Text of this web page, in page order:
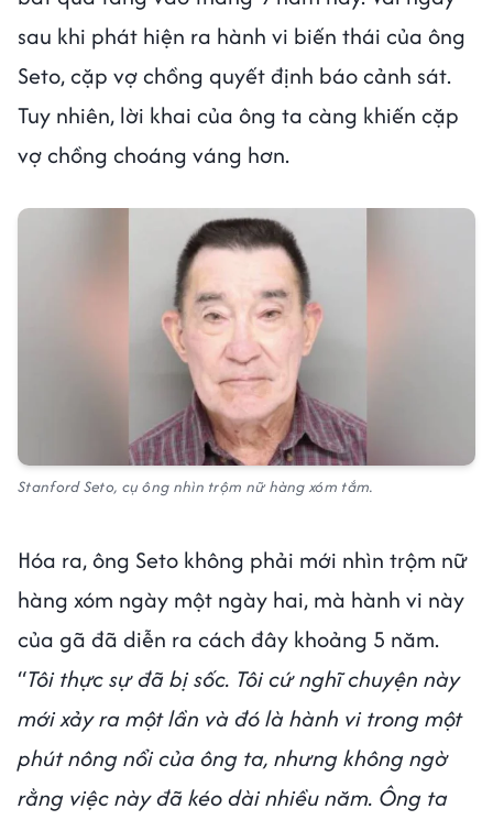
sau khi phát hiện ra hành vi biến thái của ông
Seto, cặp vợ chồng quyết định báo cảnh sát.
Tuy nhiên, lời khai của ông ta càng khiến cặp
vợ chồng choáng váng hơn.
Stanford Seto, cụ ông nhìn trộm nữ hàng xóm tắm.
Hóa ra, ông Seto không phải mới nhìn trộm nữ
hàng xóm ngày một ngày hai, mà hành vi này
của gã đã diễn ra cách đây khoảng 5 năm.
“Tôi thực sự đã bị sốc. Tôi cứ nghĩ chuyện này
mới xảy ra một lần và đó là hành vi trong một
phút nông nổi của ông ta, nhưng không ngờ
rằng việc này đã kéo dài nhiều năm. Ông ta